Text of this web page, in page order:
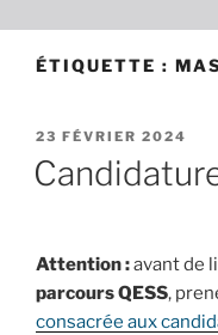
ÉTIQUETTE :
PUBLIÉ
LE
23 FÉVRIER 2024
Attention :avant de
parcours QESS,
consacrée aux